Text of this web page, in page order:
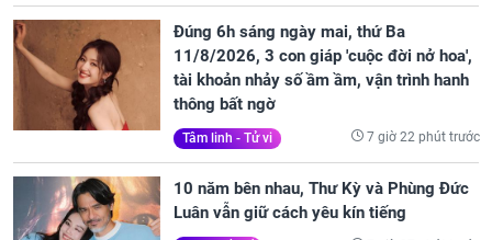
Đúng 6h sáng ngày mai, thứ Ba
11/8/2026, 3 con giáp 'cuộc đời nở hoa',
tài khoản nhảy số ầm ầm, vận trình hanh
thông bất ngờ
Tâm linh - Tử vi 7 giờ 22 phút trước
10 năm bên nhau, Thư Kỳ và Phùng Đức
Luân vẫn giữ cách yêu kín tiếng